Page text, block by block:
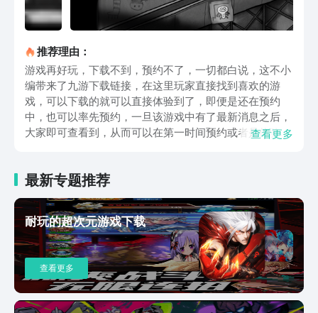
推荐理由：
游戏再好玩，下载不到，预约不了，一切都白说，这不小
编带来了九游下载链接，在这里玩家直接找到喜欢的游
戏，可以下载的就可以直接体验到了，即便是还在预约
中，也可以率先预约，一旦该游戏中有了最新消息之后，
大家即可查看到，从而可以在第一时间预约或者是体验到
过地毯式的搜查之后，总会得到一些道具或者是信息，从
而推荐游戏剧情的发展。除此之外，游戏中还加入一些很
有趣的关卡 ，这些关卡不仅增强了游戏的乐趣，对游戏
的可玩性也是提高了不少。当然如果玩家在游戏中找不到
方向的话，可以使用设备中的指南针。综上所述，这样高
可玩性的游戏，怪物之家2勋章测试下载地址还没有公布
出来，不过大家可以先下载或者是关注九游，多年以来，
该软件中新游戏也会在第一时间将信息公布出来，让大家
可以有机会率先体验到对应的游戏。
查看更多
最新专题推荐
耐玩的超次元游戏下载
查看更多